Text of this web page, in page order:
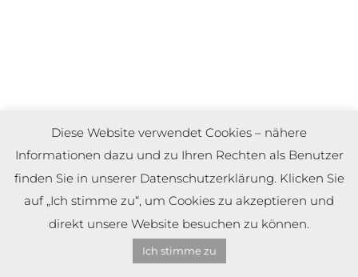
Diese Website verwendet Cookies – nähere
Informationen dazu und zu Ihren Rechten als Benutzer
finden Sie in unserer Datenschutzerklärung. Klicken Sie
auf „Ich stimme zu“, um Cookies zu akzeptieren und
direkt unsere Website besuchen zu können.
Ich stimme zu